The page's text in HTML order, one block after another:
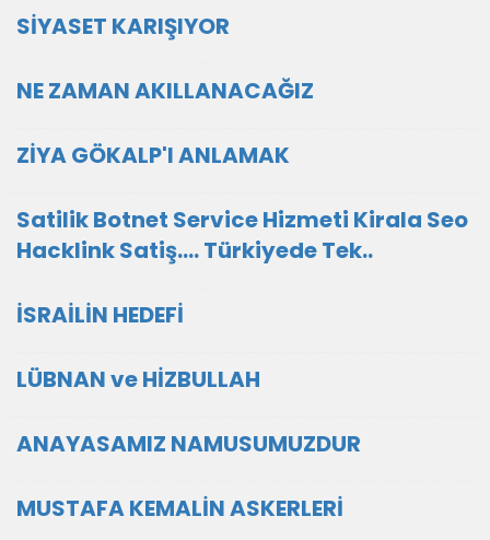
SİYASET KARIŞIYOR
NE ZAMAN AKILLANACAĞIZ
ZİYA GÖKALP'I ANLAMAK
Satilik Botnet Service Hizmeti Kirala Seo
Hacklink Satiş.... Türkiyede Tek..
İSRAİLİN HEDEFİ
LÜBNAN ve HİZBULLAH
ANAYASAMIZ NAMUSUMUZDUR
MUSTAFA KEMALİN ASKERLERİ